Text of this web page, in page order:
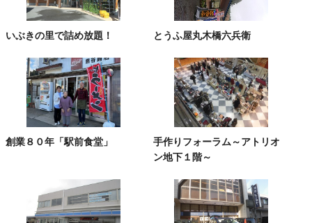
いぶきの里で詰め放題！ とうふ屋丸木橋六兵衛
創業８０年「駅前食堂」
手作りフォーラム～アトリオ
ン地下１階～